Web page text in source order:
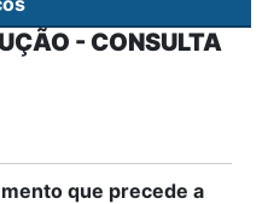
- CONSULTA
que precede a